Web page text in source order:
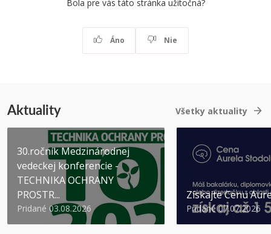
Bola pre vás táto stránka užitočná?
Áno Nie
Aktuality Všetky aktuality
30.ročník Medzinárodnej
vedeckej konferencie -
TECHNIKA OCHRANY
PROSTR...
Pridané 03.08.2026
Získajte Cenu
Pridané 07.07.2026